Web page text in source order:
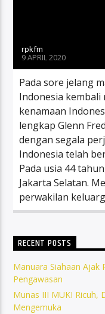
rpkfm
9 APRIL 2020
Pada sore jelang
Indonesia kembali
kenamaan
lengkap Glenn
dengan segala
Indonesia telah
Pada usia 44
Jakarta Selatan.
perwakilan
RECENT POSTS
Manuara Siahaan Ajak
Pengawasan
Munas III MUKI Ricuh,
Mengemuka